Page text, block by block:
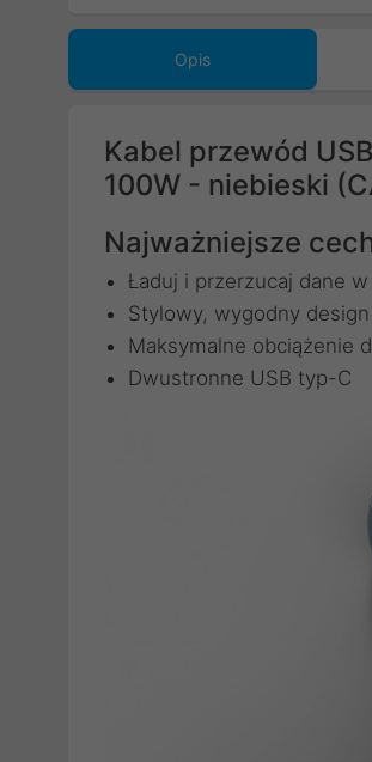
Opis
Kabel przewód
100W - niebieski
Najważniejsze
Ładuj i przerzucaj dane
Stylowy, wygodny design
Maksymalne obciążenie
Dwustronne USB typ-C